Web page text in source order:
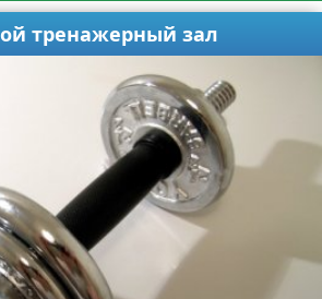
тренажерный зал